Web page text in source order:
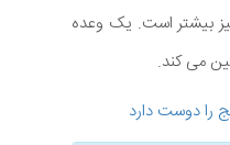
بیشتر است. یک وعده
را دوست دارد